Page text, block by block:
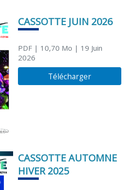
CASSOTTE JUIN 2026
PDF| 10,70 Mo | 19 Juin
2026
Télécharger
CASSOTTE AUTOMNE
HIVER 2025